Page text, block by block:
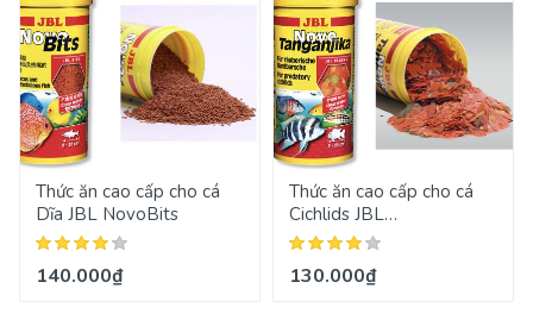
Thức ăn cao cấp cho cá
Dĩa JBL NovoBits
140.000₫
Thức ăn cao cấp cho cá
Cichlids JBL
NovoTanganjika
130.000₫